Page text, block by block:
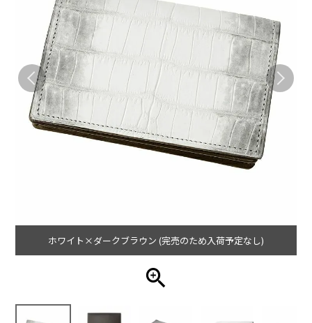
ホワイト×ダークブラウン (完売のため入荷予定なし)